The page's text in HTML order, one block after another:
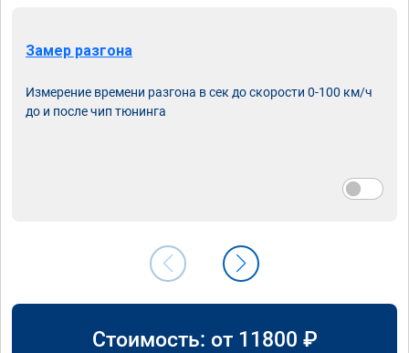
Замер разгона
Измерение времени разгона в сек до скорости 0-100 км/ч
до и после чип тюнинга
Стоимость: от 11800 ₽